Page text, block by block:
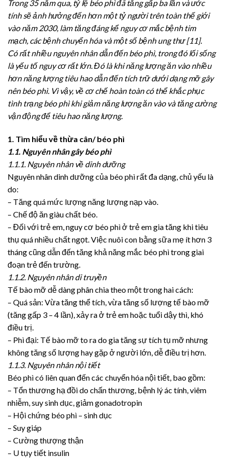
Trong 35 năm qua, tỷ lệ béo phì đã tăng gấp ba lần và ước
tính sẽ ảnh hưởng đến hơn một tỷ người trên toàn thế giới
vào năm 2030, làm tăng đáng kể nguy cơ mắc bệnh tim
mạch, các bệnh chuyển hóa và một số bệnh ung thư [11].
Có rất nhiều nguyên nhân dẫn đến béo phì, trong đó lối sống
là yếu tố nguy cơ rất lớn. Đó là khi năng lượng ăn vào nhiều
hơn năng lượng tiêu hao dẫn đến tích trữ dưới dạng mỡ gây
nên béo phì. Vì vậy, về cơ chế hoàn toàn có thể khắc phục
tình trạng béo phì khi giảm năng lượng ăn vào và tăng cường
vận động để tiêu hao năng lượng.
1. Tìm hiểu về thừa cân/ béo phì
1.1. Nguyên nhân gây béo phì
1.1.1. Nguyên nhân về dinh dưỡng
Nguyên nhân dinh dưỡng của béo phì rất đa dạng, chủ yếu là
do:
– Tăng quá mức lượng năng lượng nạp vào.
– Chế độ ăn giàu chất béo.
– Đối với trẻ em, nguy cơ béo phì ở trẻ em gia tăng khi tiêu
thụ quá nhiều chất ngọt. Việc nuôi con bằng sữa mẹ ít hơn 3
tháng cũng dẫn đến tăng khả năng mắc béo phì trong giai
đoạn trẻ đến trường.
1.1.2. Nguyên nhân di truyền
Tế bào mỡ dễ dàng phân chia theo một trong hai cách:
– Quá sản: Vừa tăng thể tích, vừa tăng số lượng tế bào mỡ
(tăng gấp 3 – 4 lần), xảy ra ở trẻ em hoặc tuổi dậy thì, khó
điều trị.
– Phì đại: Tế bào mỡ to ra do gia tăng sự tích tụ mỡ nhưng
không tăng số lượng hay gặp ở người lớn, dễ điều trị hơn.
1.1.3. Nguyên nhân nội tiết
Béo phì có liên quan đến các chuyển hóa nội tiết, bao gồm:
– Tổn thương hạ đồi do chấn thương, bệnh lý ác tính, viêm
nhiễm, suy sinh dục, giảm gonadotropin
– Hội chứng béo phì – sinh dục
– Suy giáp
– Cường thượng thận
– U tụy tiết insulin